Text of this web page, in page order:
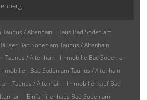
Taunus / Altenhain
Haus Bad Soden am
Bad Soden am Taunus / Altenhain
Taunus / Altenhain
Immobilie Bad Soden am
Bad Soden am Taunus / Altenhain
am Taunus / Altenhain
Immobilienkauf Bad
Einfamilienhaus Bad Soden am